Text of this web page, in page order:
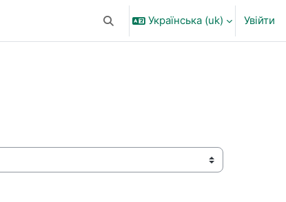
Переключити введення пошуку
Українська ‎(uk)‎ Увійти